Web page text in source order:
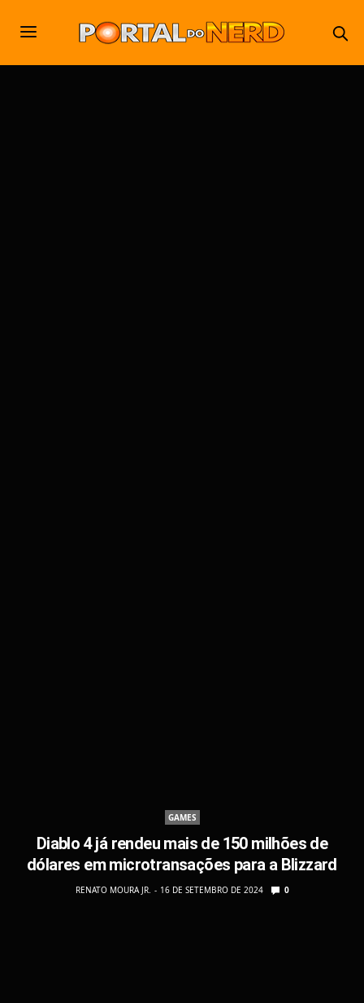
GAMES
Diablo 4 já rendeu mais de 150 milhões de
dólares em microtransações para a Blizzard
RENATO MOURA JR. 16 DE SETEMBRO DE 2024 0